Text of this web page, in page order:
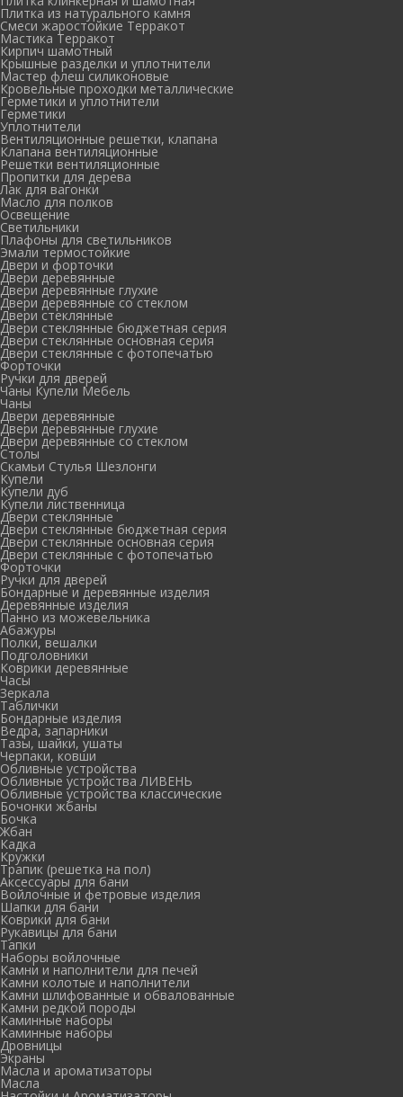
Плитка из натурального камня
Смеси жаростойкие Терракот
Мастика Терракот
Кирпич шамотный
Крышные разделки и уплотнители
Мастер флеш силиконовые
Кровельные проходки металлические
Герметики и уплотнители
Герметики
Уплотнители
Вентиляционные решетки, клапана
Клапана вентиляционные
Решетки вентиляционные
Пропитки для дерева
Лак для вагонки
Масло для полков
Освещение
Светильники
Плафоны для светильников
Эмали термостойкие
Двери и форточки
Двери деревянные
Двери деревянные глухие
Двери деревянные со стеклом
Двери стеклянные
Двери стеклянные бюджетная серия
Двери стеклянные основная серия
Двери стеклянные с фотопечатью
Форточки
Ручки для дверей
Чаны Купели Мебель
Чаны
Двери деревянные
Двери деревянные глухие
Двери деревянные со стеклом
Столы
Скамьи Стулья Шезлонги
Купели
Купели дуб
Купели лиственница
Двери стеклянные
Двери стеклянные бюджетная серия
Двери стеклянные основная серия
Двери стеклянные с фотопечатью
Форточки
Ручки для дверей
Бондарные и деревянные изделия
Деревянные изделия
Панно из можевельника
Абажуры
Полки, вешалки
Подголовники
Коврики деревянные
Часы
Зеркала
Таблички
Бондарные изделия
Ведра, запарники
Тазы, шайки, ушаты
Черпаки, ковши
Обливные устройства
Обливные устройства ЛИВЕНЬ
Обливные устройства классические
Бочонки жбаны
Бочка
Жбан
Кадка
Кружки
Трапик (решетка на пол)
Аксессуары для бани
Войлочные и фетровые изделия
Шапки для бани
Коврики для бани
Рукавицы для бани
Тапки
Наборы войлочные
Камни и наполнители для печей
Камни колотые и наполнители
Камни шлифованные и обвалованные
Камни редкой породы
Каминные наборы
Каминные наборы
Дровницы
Экраны
Масла и ароматизаторы
Масла